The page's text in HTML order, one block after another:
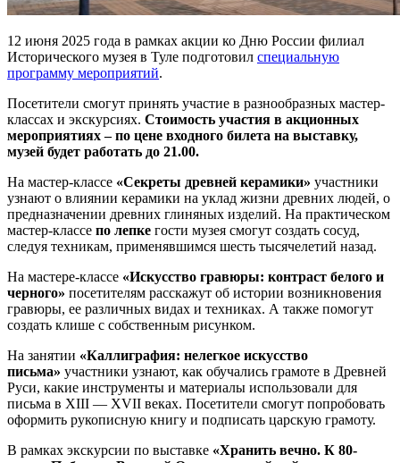
12 июня 2025 года в рамках акции ко Дню России филиал
Исторического музея в Туле подготовил специальную
программу мероприятий.
Посетители смогут принять участие в разнообразных мастер-
классах и экскурсиях. Стоимость участия в акционных
мероприятиях – по цене входного билета на выставку,
музей будет работать до 21.00.
На мастер-классе «Секреты древней керамики» участники
узнают о влиянии керамики на уклад жизни древних людей, о
предназначении древних глиняных изделий. На практическом
мастер-классе по лепке гости музея смогут создать сосуд,
следуя техникам, применявшимся шесть тысячелетий назад.
На мастере-классе «Искусство гравюры: контраст белого и
черного» посетителям расскажут об истории возникновения
гравюры, ее различных видах и техниках. А также помогут
создать клише с собственным рисунком.
На занятии «Каллиграфия: нелегкое искусство
письма» участники узнают, как обучались грамоте в Древней
Руси, какие инструменты и материалы использовали для
письма в XIII — XVII веках. Посетители смогут попробовать
оформить рукописную книгу и подписать царскую грамоту.
В рамках экскурсии по выставке «Хранить вечно. К 80-